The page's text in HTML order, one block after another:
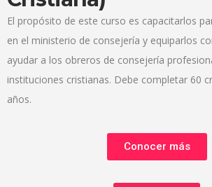
El propósito de este curso es capacitarlos
en el ministerio de consejería y equiparlos
ayudar a los obreros de consejería
instituciones cristianas. Debe completar 60
años.
Conocer más